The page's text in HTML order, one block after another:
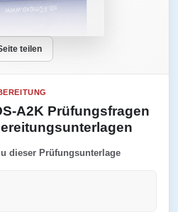
teilen
A2K Prüfungsfragen
dieser Prüfungsunterlage